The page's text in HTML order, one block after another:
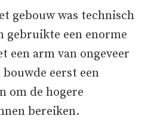
gebouw was technisch
gebruikte een enorme
een arm van ongeveer
eerst een
om de hogere
bereiken.